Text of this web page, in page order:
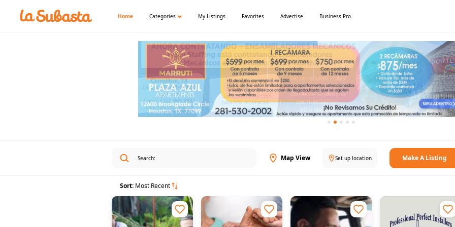
Home Categories My Listings Favorites Advertise Business Pro
Map View Set up location Make A Listing
Sort: Most Recent